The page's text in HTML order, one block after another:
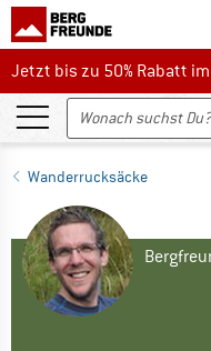
Jetzt bis zu 50% Rabatt im
Jetzt bis zu 50% Rabatt
Wanderrucksäcke